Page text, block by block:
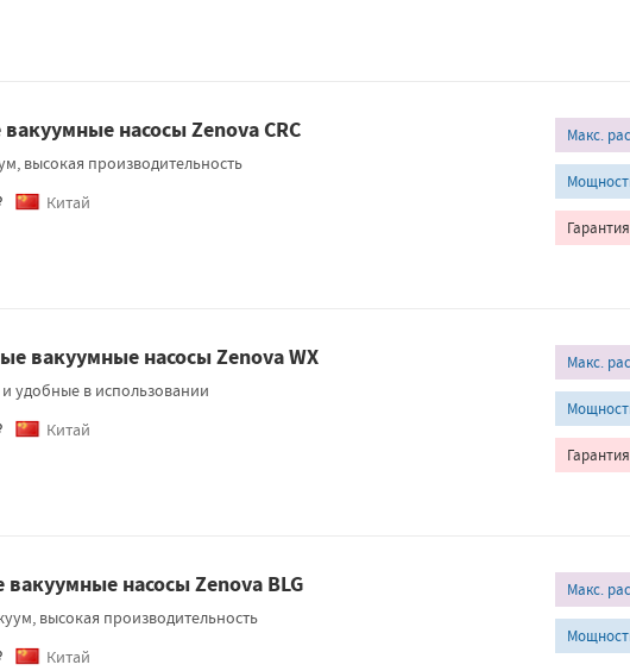
насосы Zenova CRC
высокая производительность
Китай
Макс.
вакуумные насосы Zenova WX
удобные в использовании
Китай
Макс.
насосы Zenova BLG
высокая производительность
Китай
Макс.